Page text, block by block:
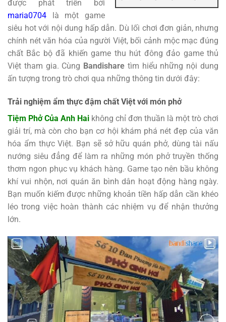
được phát triển bởi
maria0704 là một game
siêu hot với nội dung hấp dẫn. Dù lối chơi đơn giản, nhưng
chính nét văn hóa của người Việt, bối cảnh mộc mạc đúng
chất Bắc bộ đã khiến game thu hút đông đảo game thủ
Việt tham gia. Cùng Bandishare tìm hiểu những nội dung
ấn tượng trong trò chơi qua những thông tin dưới đây:
Trải nghiệm ẩm thực đậm chất Việt với món phở
Tiệm Phở Của Anh Hai không chỉ đơn thuần là một trò chơi
giải trí, mà còn cho bạn cơ hội khám phá nét đẹp của văn
hóa ẩm thực Việt. Bạn sẽ sở hữu quán phở, dùng tài nấu
nướng siêu đẳng để làm ra những món phở truyền thống
thơm ngon phục vụ khách hàng. Game tạo nên bầu không
khí vui nhộn, nơi quán ăn bình dân hoạt động hàng ngày.
Bạn muốn kiếm được những khoản tiền hấp dẫn cần khéo
léo trong việc hoàn thành các nhiệm vụ để nhận thưởng
lớn.